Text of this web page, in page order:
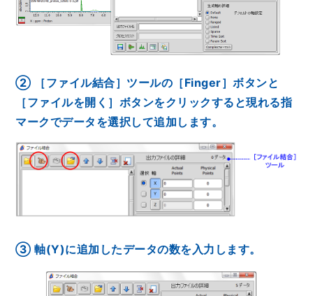
お問い合わせのご案内
核磁気共鳴装置 (NMR)
NMRプローブ
超伝導マグネット (SCM)
NMR周辺機器
NMRソフトウェア
電子スピン共鳴装置 (ESR)
ESR周辺機器
LC-MS (DART-MS)
(JEOL Solutions / パーツ販売ECサイト)
サポートプラン(パーコール・オーバーホール)
製品を安全にお使いいただくために
災害時の対応マニュアル
サービス＆サポートエリア
自動車
プラスチック・高分子
臨床・病理
医薬・創薬
その他
アプリケーションノート
微細な世界（電子顕微鏡画像集）
国内関係会社
海外関係会社
沿革
コーポレートシンボル
社会
統合報告書
健康経営
VOICE
PROFESSIONAL INTERVIEW
新卒採用
キャリア採用
② ［ファイル結合］ツールの［Finger］ボタンと
［ファイルを開く］ボタンをクリックすると現れる指
マークでデータを選択して追加します。
③ 軸(Y)に追加したデータの数を入力します。